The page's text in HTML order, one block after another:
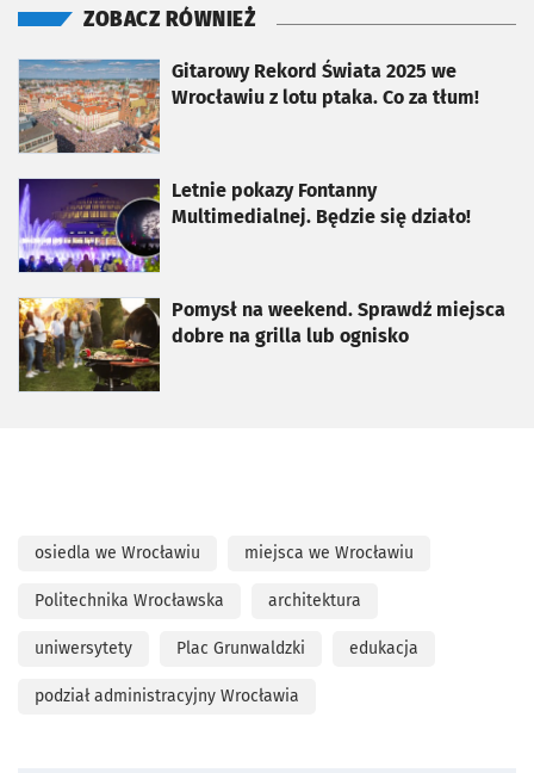
ZOBACZ RÓWNIEŻ
Gitarowy Rekord Świata 2025 we
Wrocławiu z lotu ptaka. Co za tłum!
otworzy się w nowej karcie
Letnie pokazy Fontanny
Multimedialnej. Będzie się działo!
otworzy się w nowej karcie
Pomysł na weekend. Sprawdź miejsca
dobre na grilla lub ognisko
otworzy się w nowej karcie
osiedla we Wrocławiu miejsca we Wrocławiu
Politechnika Wrocławska architektura
uniwersytety Plac Grunwaldzki edukacja
podział administracyjny Wrocławia